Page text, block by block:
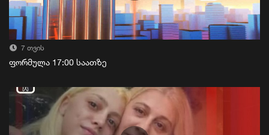
7 თვის
ფორმულა 17:00 საათზე